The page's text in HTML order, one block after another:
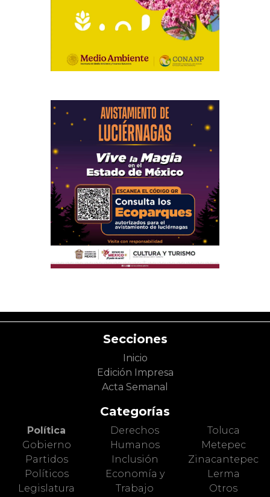
Secciones
Inicio
Edición Impresa
Acta Semanal
Categorías
Política
Gobierno
Partidos
Políticos
Legislatura
Derechos
Humanos
Inclusión
Economía y
Trabajo
Toluca
Metepec
Zinacantepec
Lerma
Otros